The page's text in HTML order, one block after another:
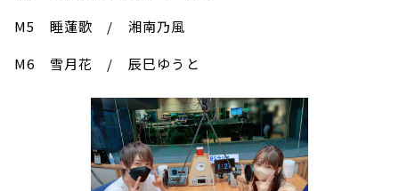
M5 睡蓮歌 / 湘南乃風
M6 雪月花 / 辰巳ゆうと